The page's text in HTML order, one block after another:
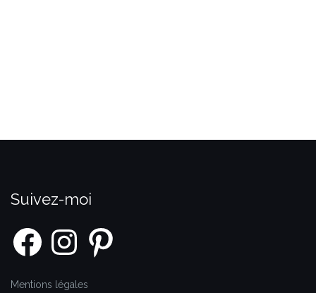
Suivez-moi
FacebookInstagram Pinterest
Mentions légales